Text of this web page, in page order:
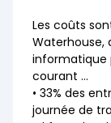
Les coûts
Waterhouse,
informatique
courant …
• 33% des
journée de